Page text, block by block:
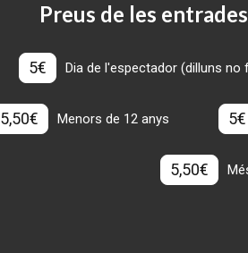
Preus de les
5€ Dia de l'espectador (dilluns no
5,50€ Menors de 12 anys 5€
5,50€